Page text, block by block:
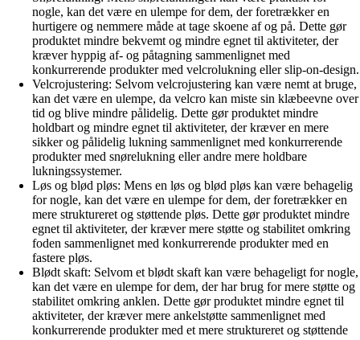
nogle, kan det være en ulempe for dem, der foretrækker en
hurtigere og nemmere måde at tage skoene af og på. Dette gør
produktet mindre bekvemt og mindre egnet til aktiviteter, der
kræver hyppig af- og påtagning sammenlignet med
konkurrerende produkter med velcrolukning eller slip-on-design.
Velcrojustering: Selvom velcrojustering kan være nemt at bruge,
kan det være en ulempe, da velcro kan miste sin klæbeevne over
tid og blive mindre pålidelig. Dette gør produktet mindre
holdbart og mindre egnet til aktiviteter, der kræver en mere
sikker og pålidelig lukning sammenlignet med konkurrerende
produkter med snørelukning eller andre mere holdbare
lukningssystemer.
Løs og blød pløs: Mens en løs og blød pløs kan være behagelig
for nogle, kan det være en ulempe for dem, der foretrækker en
mere struktureret og støttende pløs. Dette gør produktet mindre
egnet til aktiviteter, der kræver mere støtte og stabilitet omkring
foden sammenlignet med konkurrerende produkter med en
fastere pløs.
Blødt skaft: Selvom et blødt skaft kan være behageligt for nogle,
kan det være en ulempe for dem, der har brug for mere støtte og
stabilitet omkring anklen. Dette gør produktet mindre egnet til
aktiviteter, der kræver mere ankelstøtte sammenlignet med
konkurrerende produkter med et mere struktureret og støttende